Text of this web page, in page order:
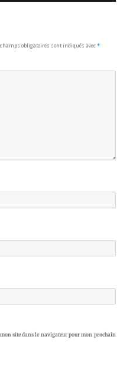
champs obligatoires sont indiqués avec*
site dans le navigateur pour mon prochain